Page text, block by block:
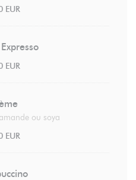
EUR
EUR
ou soya
EUR